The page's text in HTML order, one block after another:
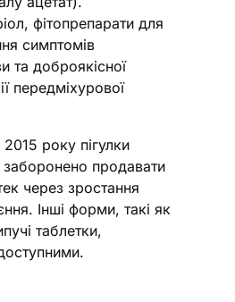
фітопрепарати для
симптомів
та доброякісної
передміхурової
року пігулки
продавати
через зростання
Інші форми, такі як
таблетки,